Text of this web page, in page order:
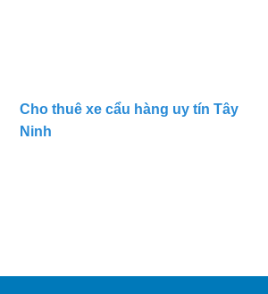
Cho thuê xe cẩu hàng uy tín Tây
Ninh